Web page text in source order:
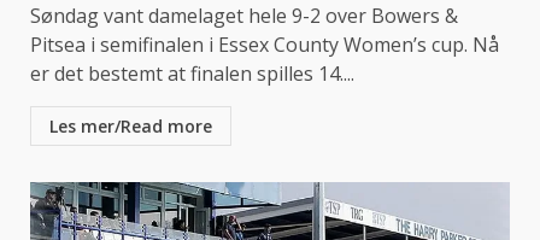
Søndag vant damelaget hele 9-2 over Bowers &
Pitsea i semifinalen i Essex County Women’s cup. Nå
er det bestemt at finalen spilles 14....
Les mer/Read more